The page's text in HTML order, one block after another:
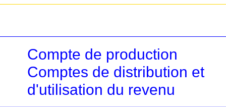
Compte de production
Comptes de distribution et
d'utilisation du revenu